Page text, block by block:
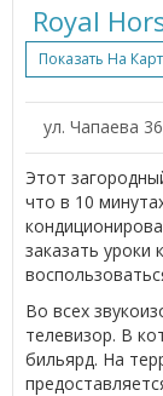
Royal
Показать На
ул. Чапаева
Этот
что в 10
заказать уроки
Во всех
телевизор. В
бильярд. На